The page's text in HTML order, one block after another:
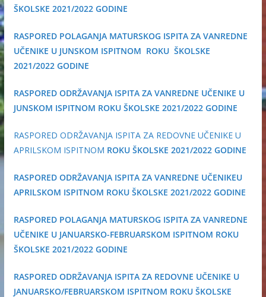
ŠKOLSKE 2021/2022 GODINE
RASPORED POLAGANJA MATURSKOG ISPITA ZA VANREDNE
UČENIKE U JUNSKOM ISPITNOM ROKU ŠKOLSKE
2021/2022 GODINE
RASPORED ODRŽAVANJA ISPITA ZA VANREDNE UČENIKE U
JUNSKOM ISPITNOM ROKU ŠKOLSKE 2021/2022 GODINE
RASPORED ODRŽAVANJA ISPITA ZA REDOVNE UČENIKE U
APRILSKOM ISPITNOM ROKU ŠKOLSKE 2021/2022 GODINE
RASPORED ODRŽAVANJA ISPITA ZA VANREDNE UČENIKEU
APRILSKOM ISPITNOM ROKU ŠKOLSKE 2021/2022 GODINE
RASPORED POLAGANJA MATURSKOG ISPITA ZA VANREDNE
UČENIKE U JANUARSKO-FEBRUARSKOM ISPITNOM ROKU
ŠKOLSKE 2021/2022 GODINE
RASPORED ODRŽAVANJA ISPITA ZA REDOVNE UČENIKE U
JANUARSKO/FEBRUARSKOM ISPITNOM ROKU ŠKOLSKE